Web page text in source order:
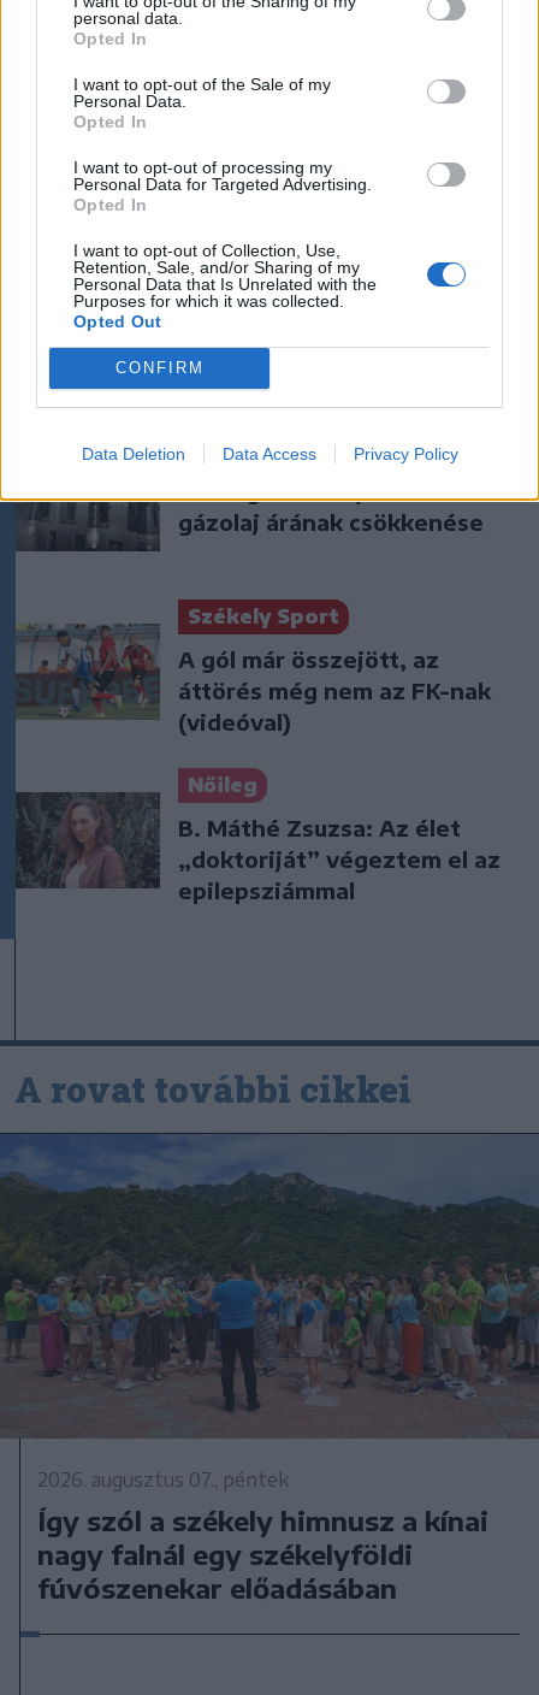
personal data.
Opted In
I want to opt-out of the Sale of my
Personal Data.
Opted In
I want to opt-out of processing my
Personal Data for Targeted Advertising.
Opted In
I want to opt-out of Collection, Use,
Retention, Sale, and/or Sharing of my
Personal Data that Is Unrelated with the
Purposes for which it was collected.
Opted Out
CONFIRM
Data Deletion Data Access Privacy Policy
amerikai hírszerzés szerint
Krónika
Megnevezte államfőjelöltjét
a Tisza Párt
Székelyhon
Vaddisznó szaladt le a
az egyik kocsira, majd
kilőtték – videóval
Székelyhon
gázolaj árának csökkenése
Székely Sport
A gól már összejött, az
áttörés még nem az FK-nak
(videóval)
Nőileg
B. Máthé Zsuzsa: Az élet
„doktoriját” végeztem el az
epilepsziámmal
A rovat további cikkei
2026. augusztus 07., péntek
Így szól a székely himnusz a kínai
nagy falnál egy székelyföldi
fúvószenekar előadásában